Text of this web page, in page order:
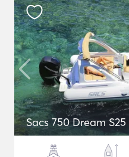
Sacs 750 Dream S25